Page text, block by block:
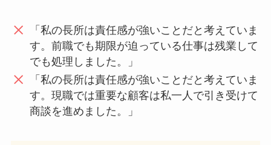
「私の長所は責任感が強いことだと考えていま
す。前職でも期限が迫っている仕事は残業して
でも処理しました。」
「私の長所は責任感が強いことだと考えていま
す。現職では重要な顧客は私一人で引き受けて
商談を進めました。」